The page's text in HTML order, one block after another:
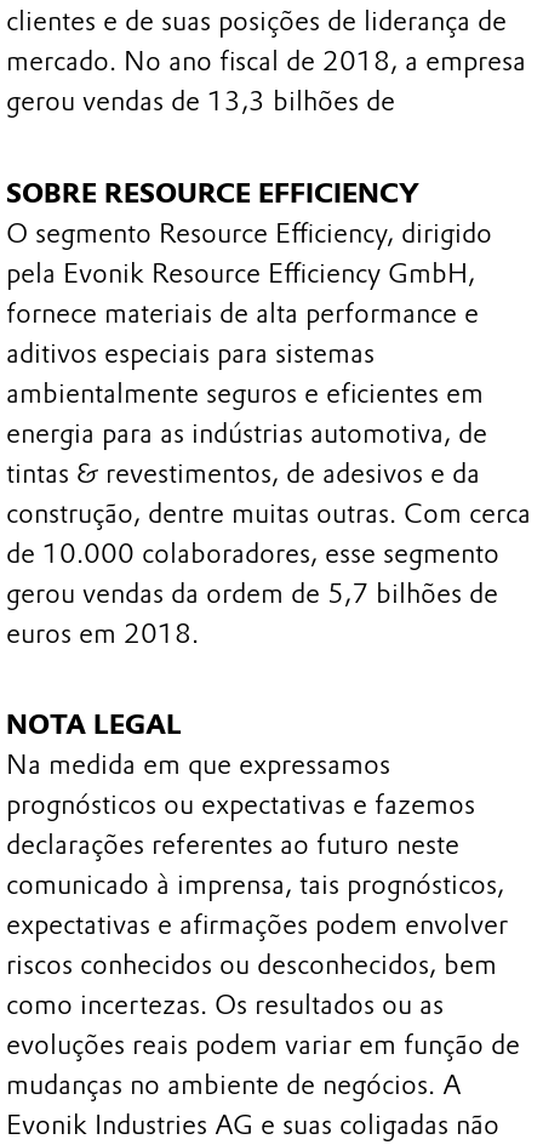
clientes e de suas posições de liderança de
mercado. No ano fiscal de 2018, a empresa
gerou vendas de 13,3 bilhões de
SOBRE RESOURCE EFFICIENCY
O segmento Resource Efficiency, dirigido
pela Evonik Resource Efficiency GmbH,
fornece materiais de alta performance e
aditivos especiais para sistemas
ambientalmente seguros e eficientes em
energia para as indústrias automotiva, de
tintas & revestimentos, de adesivos e da
construção, dentre muitas outras. Com cerca
de 10.000 colaboradores, esse segmento
gerou vendas da ordem de 5,7 bilhões de
euros em 2018.
NOTA LEGAL
Na medida em que expressamos
prognósticos ou expectativas e fazemos
declarações referentes ao futuro neste
comunicado à imprensa, tais prognósticos,
expectativas e afirmações podem envolver
riscos conhecidos ou desconhecidos, bem
como incertezas. Os resultados ou as
evoluções reais podem variar em função de
mudanças no ambiente de negócios. A
Evonik Industries AG e suas coligadas não